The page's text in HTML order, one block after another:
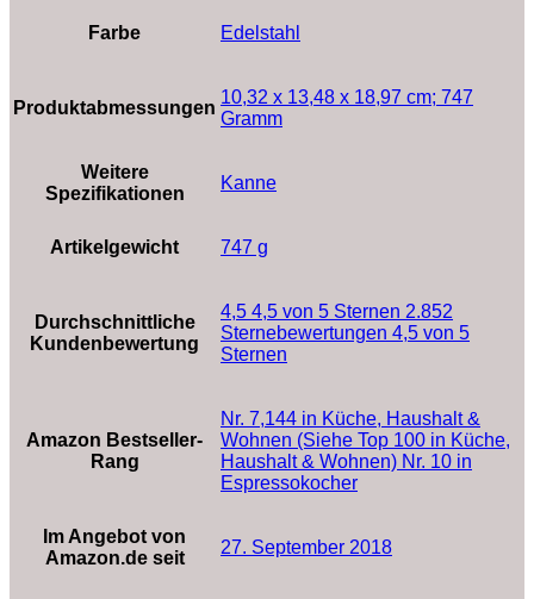
Farbe ‎Edelstahl
Produktabmessungen
‎10,32 x 13,48 x 18,97 cm; 747
Gramm
Weitere
Spezifikationen
‎Kanne
Artikelgewicht ‎747 g
Durchschnittliche
Kundenbewertung
4,5 4,5 von 5 Sternen 2.852
Sternebewertungen 4,5 von 5
Sternen
Amazon Bestseller-
Rang
Nr. 7,144 in Küche, Haushalt &
Wohnen (Siehe Top 100 in Küche,
Haushalt & Wohnen) Nr. 10 in
Espressokocher
Im Angebot von
Amazon.de seit
27. September 2018